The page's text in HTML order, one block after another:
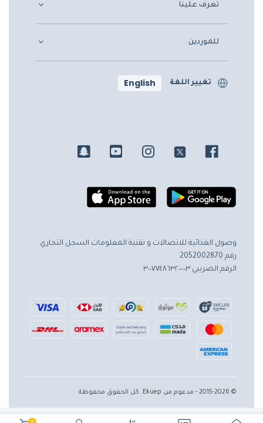
0
تعرف علينا
للموردين
تغيير اللغة English
وصول الغذائية للاتصالات و تقنية المعلومات السجل التجاري
رقم 2052002870
الرقم الضريبي ٣٠٠٧٧٤٨٦٣٢٠٠٠٠٣
© 2015-2026 - مدعوم من Ekuep. كل الحقوق محفوظة